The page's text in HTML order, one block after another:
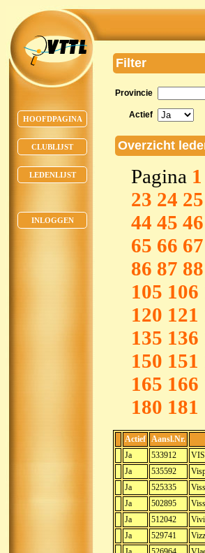
HOOFDPAGINA
CLUBLIJST
LEDENLIJST
INLOGGEN
Filter
Provincie
Actief
Overzicht
Pagina 1
23 24 25
44 45 46
65 66 67
86 87 88
105 106
120 121
135 136
150 151
165 166
180 181
Actief Aansl.Nr.
Ja
533912
Ja
535592
Ja
525335
Ja
502895
Ja
512042
Ja
529741